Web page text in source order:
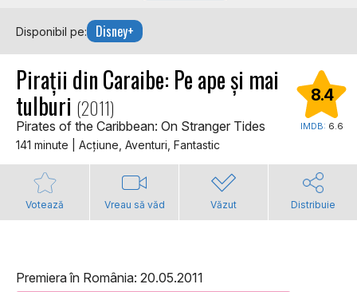
Disponibil pe: Disney+
Pirații din Caraibe: Pe ape și mai
tulburi (2011)
Pirates of the Caribbean: On Stranger Tides
141 minute | Acţiune, Aventuri, Fantastic
8.4
IMDB: 6.6
Votează Vreau să văd Văzut Distribuie
Premiera în România: 20.05.2011